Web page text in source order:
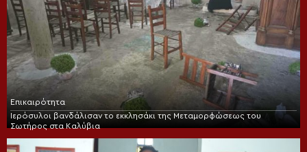
Επικαιρότητα
Ιερόσυλοι βανδάλισαν το εκκλησάκι της Μεταμορφώσεως του
Σωτήρος στα Καλύβια